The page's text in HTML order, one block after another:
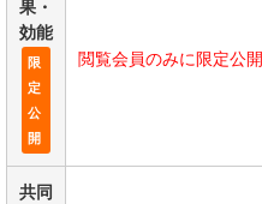
果・
効能
限
定
公
開
閲覧会員のみに限定公開
共同